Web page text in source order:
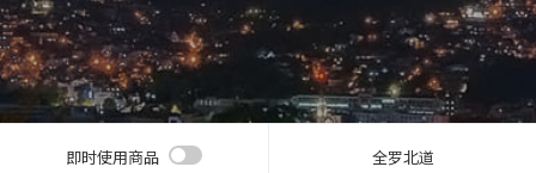
文 (台灣)
即时使用商品 全罗北道